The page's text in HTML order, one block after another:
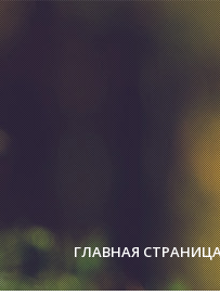
ГЛАВНАЯ